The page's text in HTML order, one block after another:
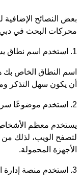
بعض النصائح
محركات البحث في
1. استخدم اسم نطاق يسهل تذكره وذو صلة:
اسم النطاق الخاص بك
أن يكون سهل التذكر
2. استخدم موضوعًا سريع الاستجابة:
يستخدم معظم الأشخاص
لتصفح الويب، لذلك
الأجهزة المحمولة.
3. استخدم منصة إدارة المحتوى (CMS):